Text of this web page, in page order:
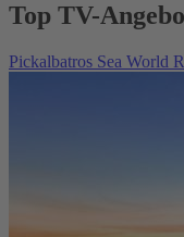
Top TV-
Pickalbatros Sea World